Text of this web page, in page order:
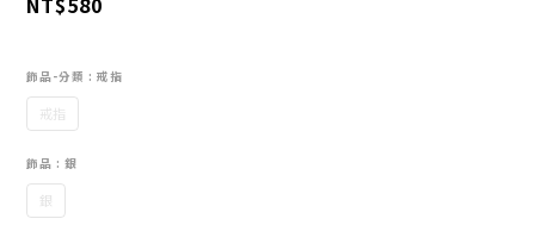
飾品-分類 : 戒指
戒指
飾品 : 銀
銀